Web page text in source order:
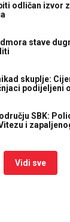
odličan izvor
stave
skuplje:
podijeljeni
SBK:
i
Vidi sve